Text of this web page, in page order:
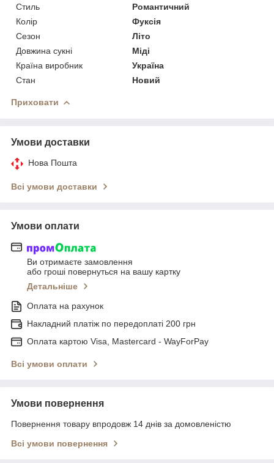
Стиль
Романтичний
Колір
Фуксія
Сезон
Літо
Довжина сукні
Міді
Країна виробник
Україна
Стан
Новий
Приховати
Умови доставки
Нова Пошта
Всі умови доставки
Умови оплати
Ви отримаєте замовлення
або гроші повернуться на вашу картку
Детальніше
Оплата на рахунок
Накладний платіж по передоплаті 200 грн
Оплата картою Visa, Mastercard - WayForPay
Всі умови оплати
Умови повернення
Повернення товару впродовж 14 днів за домовленістю
Всі умови повернення